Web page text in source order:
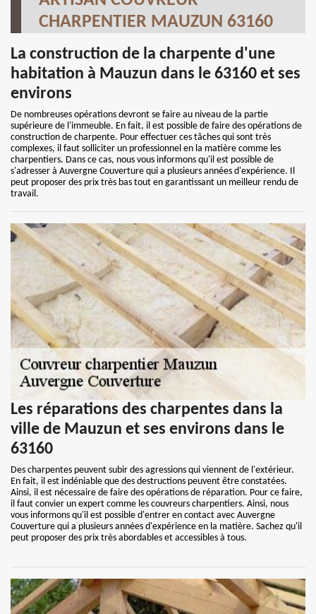
CHARPENTIER MAUZUN 63160
La construction de la charpente d'une
habitation à Mauzun dans le 63160 et ses
environs
De nombreuses opérations devront se faire au niveau de la partie
supérieure de l'immeuble. En fait, il est possible de faire des opérations de
construction de charpente. Pour effectuer ces tâches qui sont très
complexes, il faut solliciter un professionnel en la matière comme les
charpentiers. Dans ce cas, nous vous informons qu'il est possible de
s'adresser à Auvergne Couverture qui a plusieurs années d'expérience. Il
peut proposer des prix très bas tout en garantissant un meilleur rendu de
travail.
Les réparations des charpentes dans la
ville de Mauzun et ses environs dans le
63160
Des charpentes peuvent subir des agressions qui viennent de l'extérieur.
En fait, il est indéniable que des destructions peuvent être constatées.
Ainsi, il est nécessaire de faire des opérations de réparation. Pour ce faire,
il faut convier un expert comme les couvreurs charpentiers. Ainsi, nous
vous informons qu'il est possible d'entrer en contact avec Auvergne
Couverture qui a plusieurs années d'expérience en la matière. Sachez qu'il
peut proposer des prix très abordables et accessibles à tous.